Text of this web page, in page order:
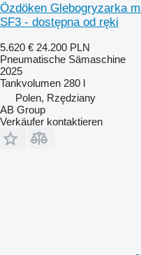
Özdöken Glebogryzarka
SF3 - dostępna od ręki
5.620 € 24.200 PLN
Pneumatische Sämaschine
2025
Tankvolumen 280 l
Polen, Rzędziany
AB Group
Verkäufer kontaktieren